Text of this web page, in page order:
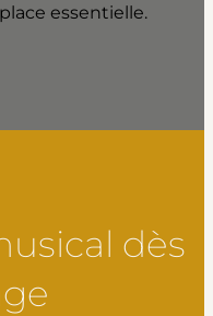
essentielle.
dès